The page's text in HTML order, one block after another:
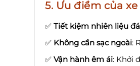
5. Ưu điểm của xe
✅ Tiết kiệm nhiên liệu
✅ Không cần sạc ngoài:
✅ Vận hành êm ái: Khởi